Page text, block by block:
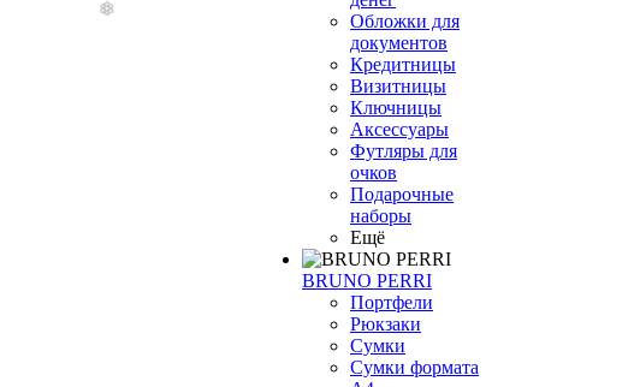
Обложки для
документов
Кредитницы
Визитницы
Ключницы
Аксессуары
Футляры для
очков
Подарочные
наборы
Ещё
BRUNO PERRI
Портфели
Рюкзаки
Сумки
Сумки формата